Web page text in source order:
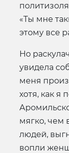
«Ты мне
этому все
Но
увидела
меня
хотя, как я
мягко, чем
людей,
вопли